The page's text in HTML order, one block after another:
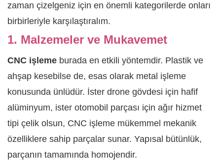
zaman çizelgeniz için en önemli kategorilerde onları
birbirleriyle karşılaştıralım.
1. Malzemeler ve Mukavemet
CNC işleme burada en etkili yöntemdir. Plastik ve
ahşap kesebilse de, esas olarak metal işleme
konusunda ünlüdür. İster drone gövdesi için hafif
alüminyum, ister otomobil parçası için ağır hizmet
tipi çelik olsun, CNC işleme mükemmel mekanik
özelliklere sahip parçalar sunar. Yapısal bütünlük,
parçanın tamamında homojendir.